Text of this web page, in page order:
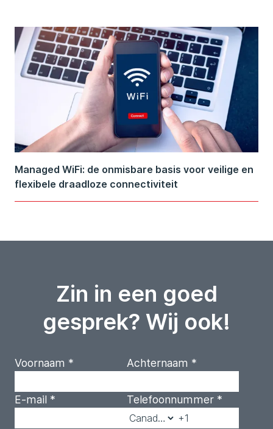
Managed WiFi: de onmisbare basis voor veilige en
flexibele draadloze connectiviteit
Zin in een goed
gesprek? Wij ook!
Voornaam * Achternaam *
E-mail * Telefoonnummer *